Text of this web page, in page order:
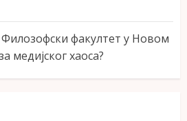
факултет у Новом
медијског хаоса?